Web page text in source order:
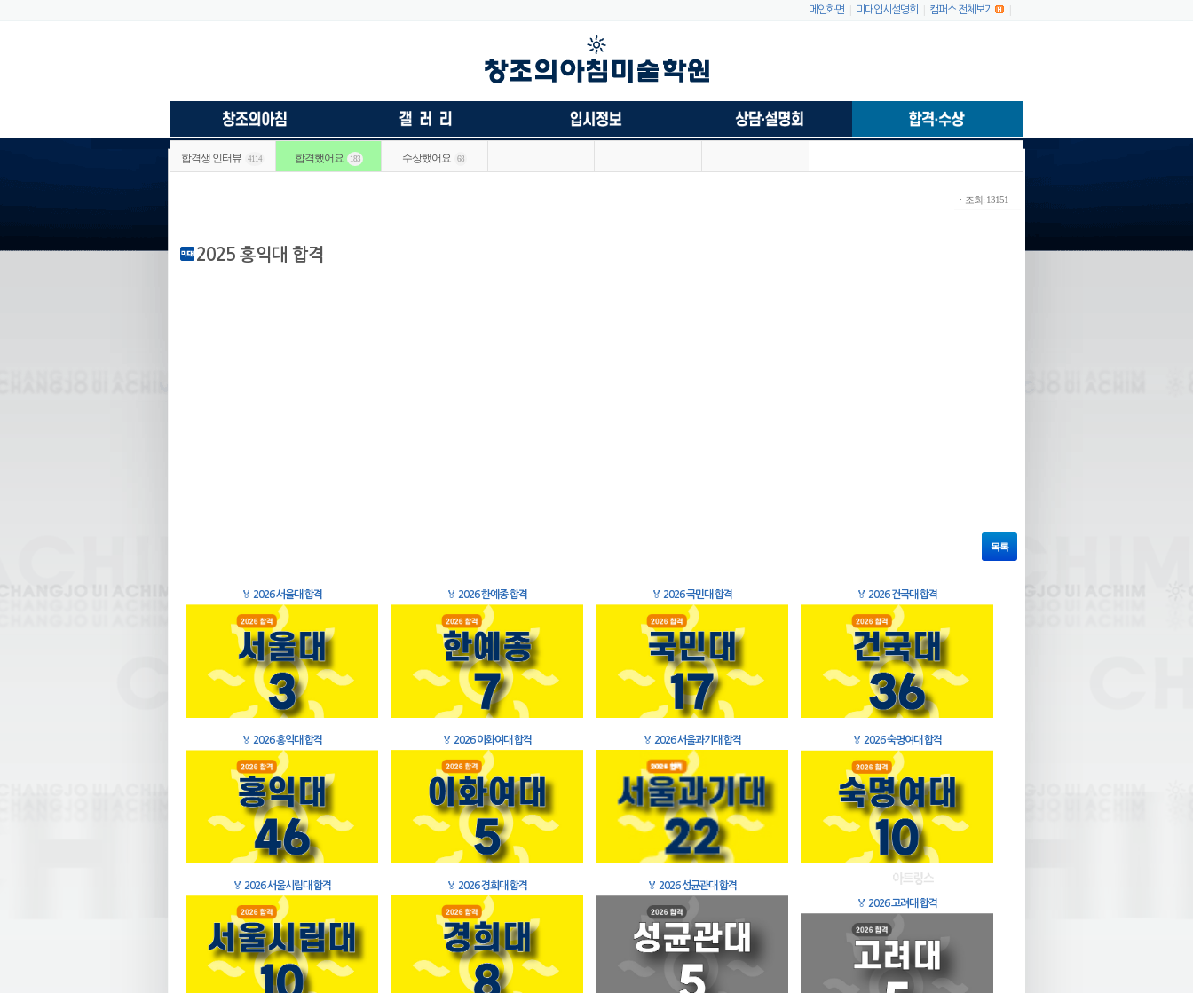
메인화면 미대입시설명회 캠퍼스 전체보기
합격생 인터뷰 4114 합격했어요 183 수상했어요 68
ㆍ조회: 13151
2025 홍익대 합격
목록
🏅 2026 서울대 합격 🏅 2026 한예종 합격 🏅 2026 국민대 합격 🏅 2026 건국대 합격
🏅 2026 홍익대 합격 🏅 2026 이화여대 합격 🏅 2026 서울과기대 합격 🏅 2026 숙명여대 합격
🏅 2026 서울시립대 합격 🏅 2026 경희대 합격 🏅 2026 성균관대 합격
🏅 2026 고려대 합격